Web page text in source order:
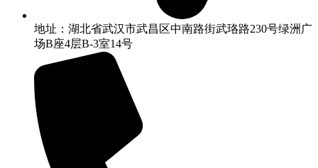
地址：湖北省武汉市武昌区中南路街武珞路230号绿洲广
场B座4层B-3室14号